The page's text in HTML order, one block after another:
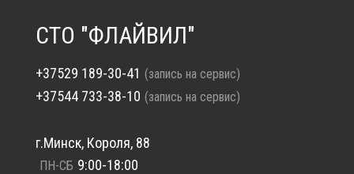
СТО "ФЛАЙВИЛ"
+37529 189-30-41 (запись на сервис)
+37544 733-38-10 (запись на сервис)
г.Минск, Короля, 88
ПН-СБ 9:00-18:00